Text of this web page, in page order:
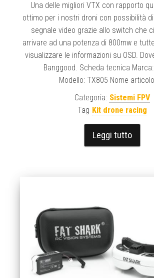
Una delle migliori VTX con rapporto
ottimo per i nostri droni con possibilità
segnale video grazie allo switch che
arrivare ad una potenza di 800mw e
visualizzare le informazioni su OSD.
Banggood. Scheda tecnica
Modello: TX805 Nome
Categoria: Sistemi FPV
Tag Kit drone racing
Leggi tutto